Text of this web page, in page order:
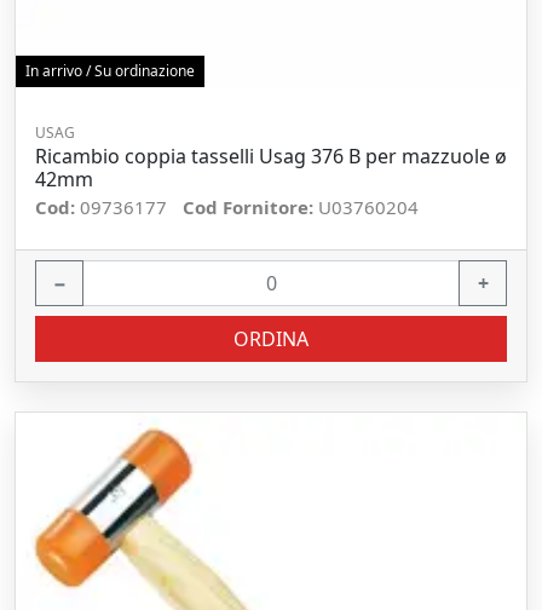
In arrivo / Su ordinazione
USAG
Ricambio coppia tasselli Usag 376 B per mazzuole ø
42mm
Cod: 09736177 Cod Fornitore: U03760204
− +
ORDINA